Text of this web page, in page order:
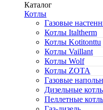
Каталог
Котлы
Газовые
Котлы Italtherm
Котлы Kotitonttu
Котлы Vaillant
Котлы Wolf
Котлы ZOTA
Газовые
Дизельные
Пеллетные